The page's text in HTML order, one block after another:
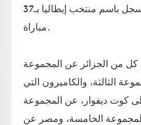
القياسي العالمي المسجل باسم منتخب إيطاليا بـ37
مباراة.
كل من الجزائر عن المجموعة
الثالثة، والكاميرون التي
كوت ديفوار، عن المجموعة
الخامسة، ومصر عن